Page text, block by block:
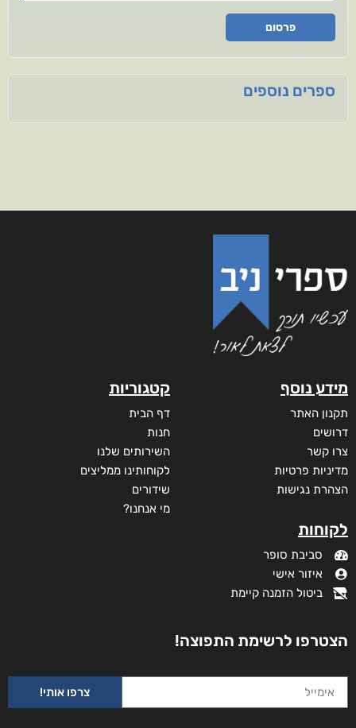
פרסום
ספרים נוספים
מידע נוסף
תקנון האתר
דרושים
צרו קשר
מדיניות פרטיות
הצהרת נגישות
לקוחות
סביבת סופר
איזור אישי
ביטול הזמנה קיימת
קטגוריות
דף הבית
חנות
השירותים שלנו
לקוחותינו ממליצים
שידורים
מי אנחנו?
הצטרפו לרשימת התפוצה!
צרפו אותי!